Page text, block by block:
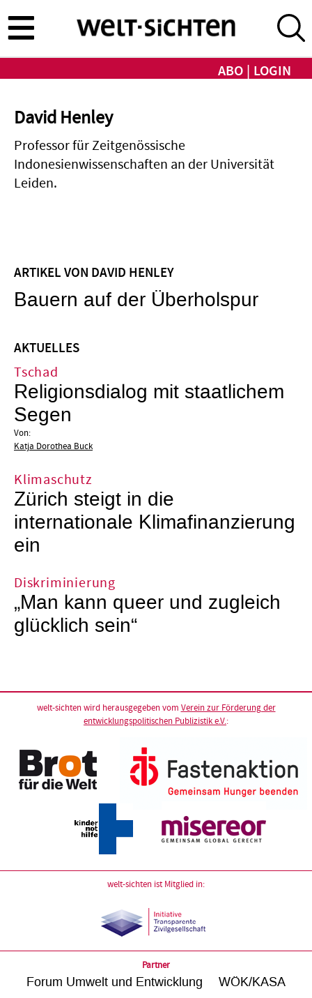
zum
Inhalt
ABO LOGIN
David Henley
Professor für Zeitgenössische
Indonesienwissenschaften an der Universität
Leiden.
ARTIKEL VON DAVID HENLEY
Bauern auf der Überholspur
AKTUELLES
Tschad
Religionsdialog mit staatlichem
Segen
Von:
Katja Dorothea Buck
Klimaschutz
Zürich steigt in die
internationale Klimafinanzierung
ein
Diskriminierung
„Man kann queer und zugleich
glücklich sein“
welt-sichten wird herausgegeben vom Verein zur Förderung der
entwicklungspolitischen Publizistik e.V.:
welt-sichten ist Mitglied in:
Partner
Forum Umwelt und Entwicklung WÖK/KASA